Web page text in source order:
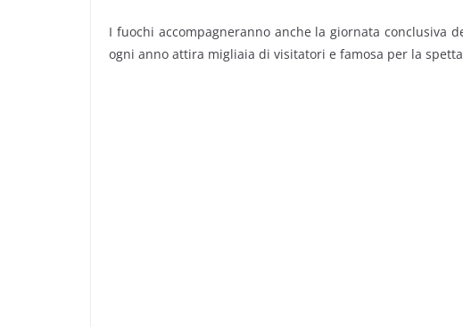
I fuochi accompagneranno anche la giornata conclusiva
ogni anno attira migliaia di visitatori e famosa per la